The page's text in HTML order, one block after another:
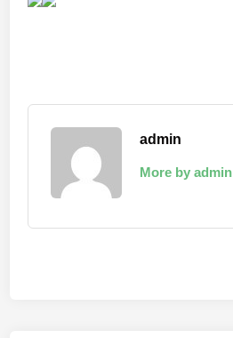
admin
More by admin